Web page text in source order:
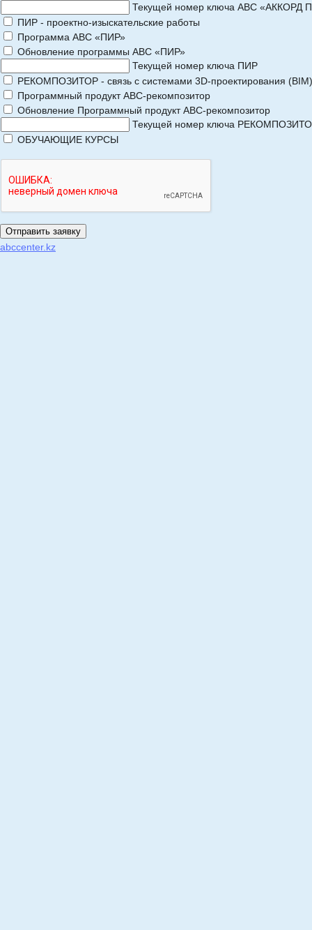
Текущей номер ключа АВС «АККОРД
ПИР - проектно-изыскательские работы
Программа АВС «ПИР»
Обновление программы АВС «ПИР»
Текущей номер ключа ПИР
РЕКОМПОЗИТОР - связь с системами 3D-проектирования (BIM)
Программный продукт АВС-рекомпозитор
Обновление Программный продукт АВС-рекомпозитор
Текущей номер ключа
ОБУЧАЮЩИЕ КУРСЫ
abccenter.kz